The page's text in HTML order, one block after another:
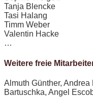
Tanja Blencke
Tasi Halang
Timm Weber
Valentin Hacke
…
Weitere freie
Almuth Günther,
Bartuschka, Angel